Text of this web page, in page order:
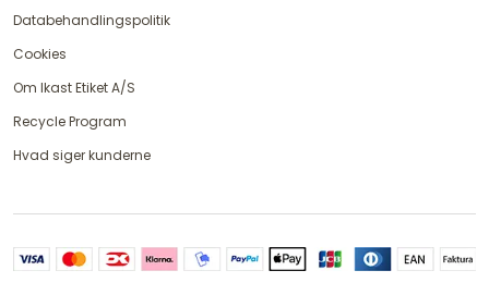
Databehandlingspolitik
Cookies
Om Ikast Etiket A/S
Recycle Program
Hvad siger kunderne